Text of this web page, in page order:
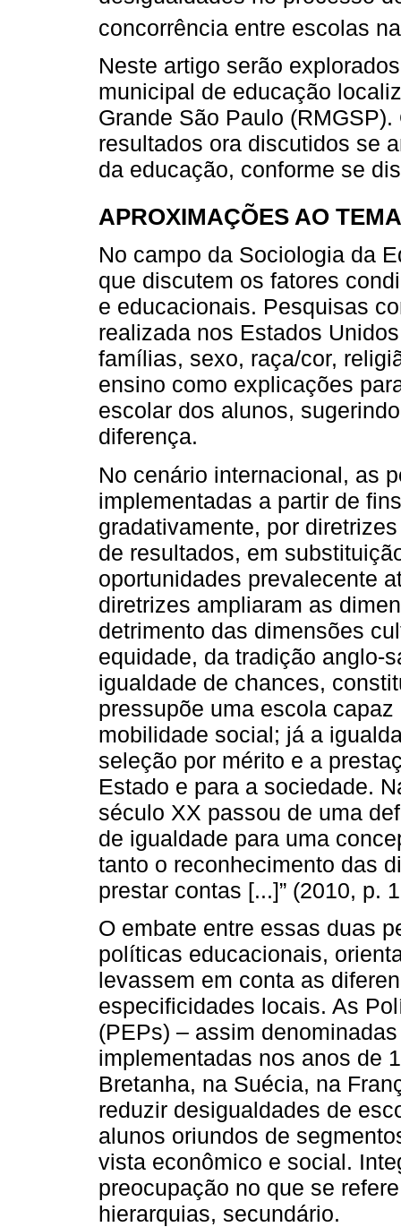
concorrência entre escolas
Neste artigo serão
municipal de educação
Grande São Paulo
resultados ora discutidos se
da educação, conforme se
APROXIMAÇÕES AO
No campo da Sociologia da
que discutem os fatores
e educacionais. Pesquisas
realizada nos Estados
famílias, sexo, raça/cor,
ensino como explicações
escolar dos alunos,
diferença.
No cenário internacional, as
implementadas a partir de
gradativamente, por
de resultados, em
oportunidades prevalecente
diretrizes ampliaram as
detrimento das dimensões
equidade, da tradição anglo-
igualdade de chances,
pressupõe uma escola
mobilidade social; já a
seleção por mérito e a
Estado e para a sociedade.
século XX passou de uma
de igualdade para uma
tanto o reconhecimento das
prestar contas [...]” (2010, p.
O embate entre essas duas
políticas educacionais,
levassem em conta as
especificidades locais. As
(PEPs) – assim
implementadas nos anos de
Bretanha, na Suécia, na
reduzir desigualdades de
alunos oriundos de
vista econômico e social.
preocupação no que se
hierarquias, secundário.